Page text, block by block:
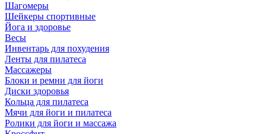
Шагомеры
Шейкеры спортивные
Йога и здоровье
Весы
Инвентарь для похудения
Ленты для пилатеса
Массажеры
Блоки и ремни для йоги
Диски здоровья
Кольца для пилатеса
Мячи для йоги и пилатеса
Ролики для йоги и массажа